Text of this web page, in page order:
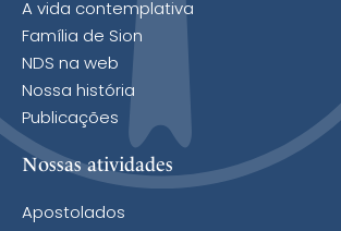
A vida contemplativa
Família de Sion
NDS na web
Nossa história
Publicações
Nossas atividades
Apostolados